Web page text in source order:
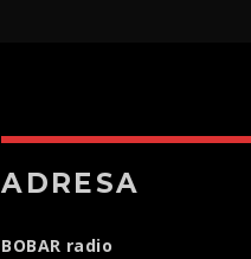
ADRESA
BOBAR radio